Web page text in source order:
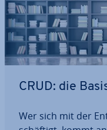
CRUD: die
Wer sich mit der